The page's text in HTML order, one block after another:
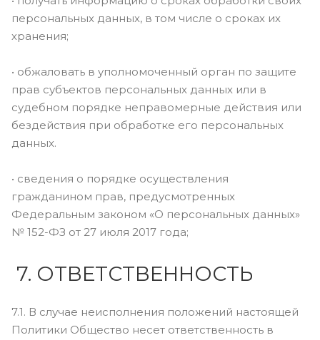
персональных данных, в том числе о сроках их
хранения;
• обжаловать в уполномоченный орган по защите
прав субъектов персональных данных или в
судебном порядке неправомерные действия или
бездействия при обработке его персональных
данных.
• сведения о порядке осуществления
гражданином прав, предусмотренных
Федеральным законом «О персональных данных»
№ 152-ФЗ от 27 июля 2017 года;
7. ОТВЕТСТВЕННОСТЬ
7.1. В случае неисполнения положений настоящей
Политики Общество несет ответственность в